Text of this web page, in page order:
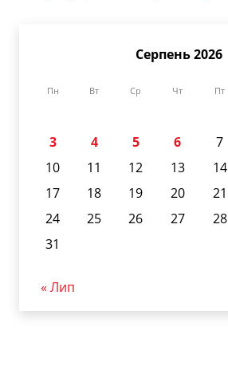
Серпень 2026
Пн Вт Ср Чт Пт
3
4 5 6 7
10
11 12 13 14
17
18 19 20 21
24
25 26 27 28
31
« Лип